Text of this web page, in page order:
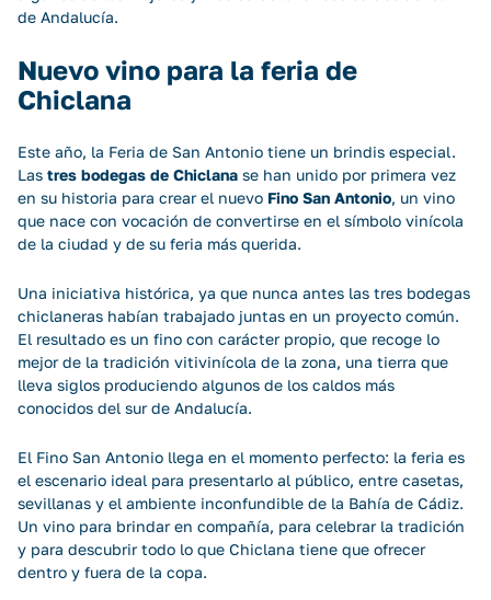
de Andalucía.
Nuevo vino para la feria de
Chiclana
Este año, la Feria de San Antonio tiene un brindis especial.
Las tres bodegas de Chiclana se han unido por primera vez
en su historia para crear el nuevo Fino San Antonio, un vino
que nace con vocación de convertirse en el símbolo vinícola
de la ciudad y de su feria más querida.
Una iniciativa histórica, ya que nunca antes las tres bodegas
chiclaneras habían trabajado juntas en un proyecto común.
El resultado es un fino con carácter propio, que recoge lo
mejor de la tradición vitivinícola de la zona, una tierra que
lleva siglos produciendo algunos de los caldos más
conocidos del sur de Andalucía.
El Fino San Antonio llega en el momento perfecto: la feria es
el escenario ideal para presentarlo al público, entre casetas,
sevillanas y el ambiente inconfundible de la Bahía de Cádiz.
Un vino para brindar en compañía, para celebrar la tradición
y para descubrir todo lo que Chiclana tiene que ofrecer
dentro y fuera de la copa.